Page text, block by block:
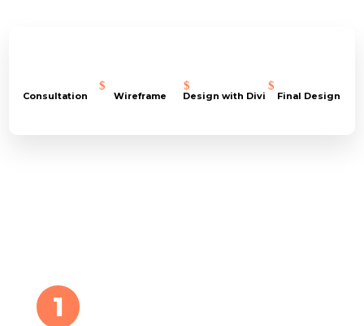
Consultation Wireframe Design with Divi Final Design
1